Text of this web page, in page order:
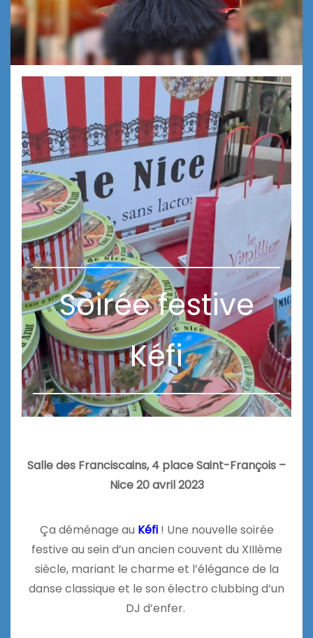
Soirée festive
Kéfi
Salle des Franciscains, 4 place Saint-François –
Nice 20 avril 2023
Ça déménage au Kéfi! Une nouvelle soirée
festive au sein d’un ancien couvent du XIIIème
siècle, mariant le charme et l’élégance de la
danse classique et le son électro clubbing d’un
DJ d’enfer.